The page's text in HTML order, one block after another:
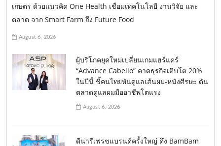
เกษตร ด้วยแนวคิด One Health เชื่อมเทคโนโลยี งานวิจัย และ
ตลาด จาก Smart Farm ถึง Future Food
August 6, 2026
ผู้บริโภคยุคใหม่เปลี่ยนเกมแฮร์แคร์
“Advance Cabello” คาดธุรกิจเติบโต 20%
ในปีนี้ ชี้คนไทยหันดูแลเส้นผม-หนังศีรษะ ดัน
ตลาดดูแลผมมืออาชีพโตแรง
August 6, 2026
ดีน่ารีเฟรชแบรนด์ครั้งใหญ่ ดึง BamBam